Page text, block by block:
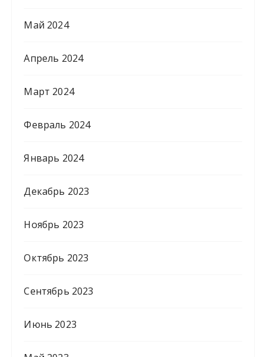
Май 2024
Апрель 2024
Март 2024
Февраль 2024
Январь 2024
Декабрь 2023
Ноябрь 2023
Октябрь 2023
Сентябрь 2023
Июнь 2023